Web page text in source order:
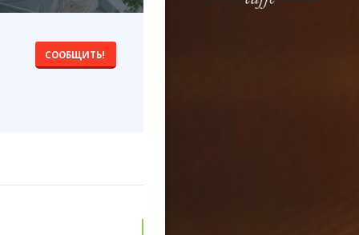
СООБЩИТЬ!